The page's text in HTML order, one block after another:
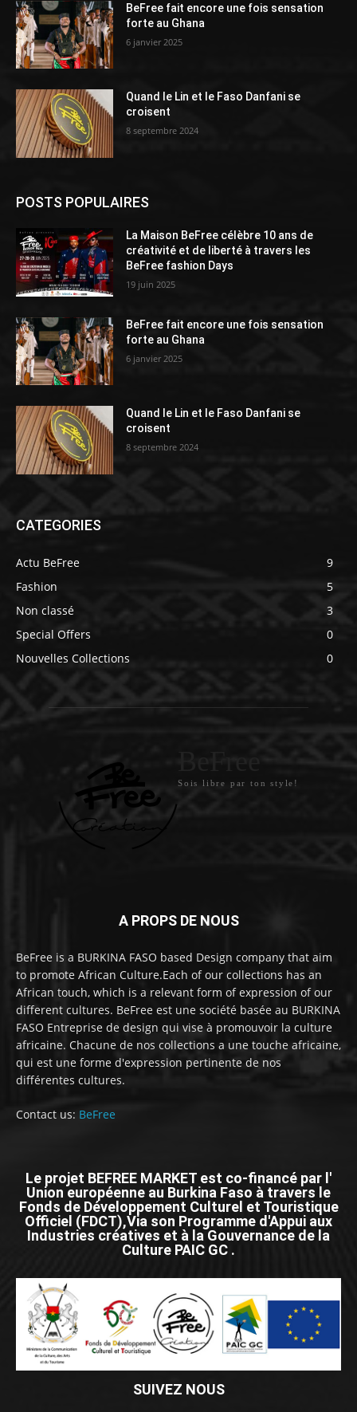
BeFree fait encore une fois sensation
forte au Ghana
6 janvier 2025
Quand le Lin et le Faso Danfani se
croisent
8 septembre 2024
POSTS POPULAIRES
La Maison BeFree célèbre 10 ans de
créativité et de liberté à travers les
BeFree fashion Days
19 juin 2025
BeFree fait encore une fois sensation
forte au Ghana
6 janvier 2025
Quand le Lin et le Faso Danfani se
croisent
8 septembre 2024
CATEGORIES
Actu BeFree
9
Fashion
5
Non classé
3
Special Offers
0
Nouvelles Collections
0
Sois libre par ton style!
A PROPS DE NOUS
BeFree is a BURKINA FASO based Design company that aim
to promote African Culture.Each of our collections has an
African touch, which is a relevant form of expression of our
different cultures. BeFree est une société basée au BURKINA
FASO Entreprise de design qui vise à promouvoir la culture
africaine. Chacune de nos collections a une touche africaine,
qui est une forme d'expression pertinente de nos
différentes cultures.
Contact us: BeFree
Le projet BEFREE MARKET est co-financé par l'
Union européenne au Burkina Faso à travers le
Fonds de Développement Culturel et Touristique
Officiel (FDCT),Via son Programme d'Appui aux
Industries créatives et à la Gouvernance de la
Culture PAIC GC .
SUIVEZ NOUS